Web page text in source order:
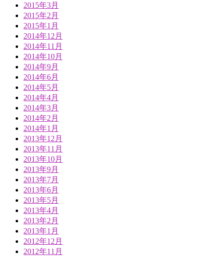
2015年3月
2015年2月
2015年1月
2014年12月
2014年11月
2014年10月
2014年9月
2014年6月
2014年5月
2014年4月
2014年3月
2014年2月
2014年1月
2013年12月
2013年11月
2013年10月
2013年9月
2013年7月
2013年6月
2013年5月
2013年4月
2013年2月
2013年1月
2012年12月
2012年11月